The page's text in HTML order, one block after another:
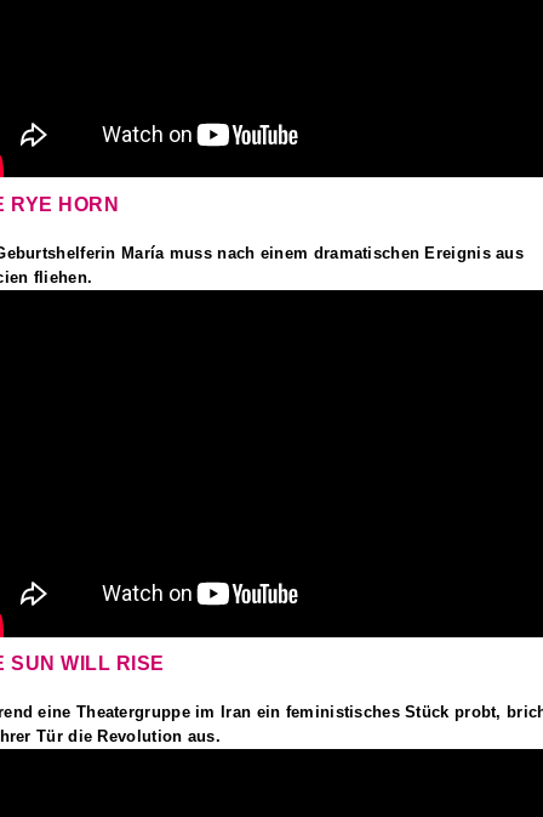
RYE HORN
María muss nach einem dramatischen Ereignis aus
fliehen.
SUN WILL RISE
eine Theatergruppe im Iran ein feministisches Stück probt,
Tür die Revolution aus.